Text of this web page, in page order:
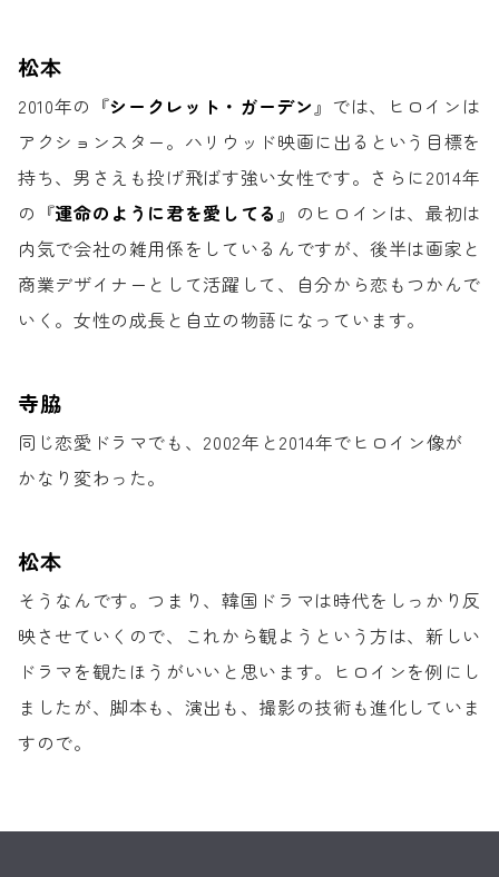
松本
2010年の『シークレット・ガーデン』では、
ヒロインは
アクションスター。 ハリウッド映画に出るという目標を
持ち、 男さえも投げ飛ばす強い女性です。 さらに2014年
の 『運命のように君を愛してる』のヒロインは、最初は
内気で会社の雑用係をしているんですが、後半は画家と
商業デザイナーとして活躍して、
自分から恋もつかんで
いく。 女性の成長と自立の物語になっています。
寺脇
同じ恋愛ドラマでも、 2002年と2014年でヒロイン像が
かなり変わった。
松本
そうなんです。 つまり、韓国ドラマは時代を しっかり反
映させていくので、
これから観ようという方は、新しい
ドラマを観たほうがいいと思います。
ヒロインを例にし
ましたが、脚本も、演出も、撮影の技術も進化していま
すので。